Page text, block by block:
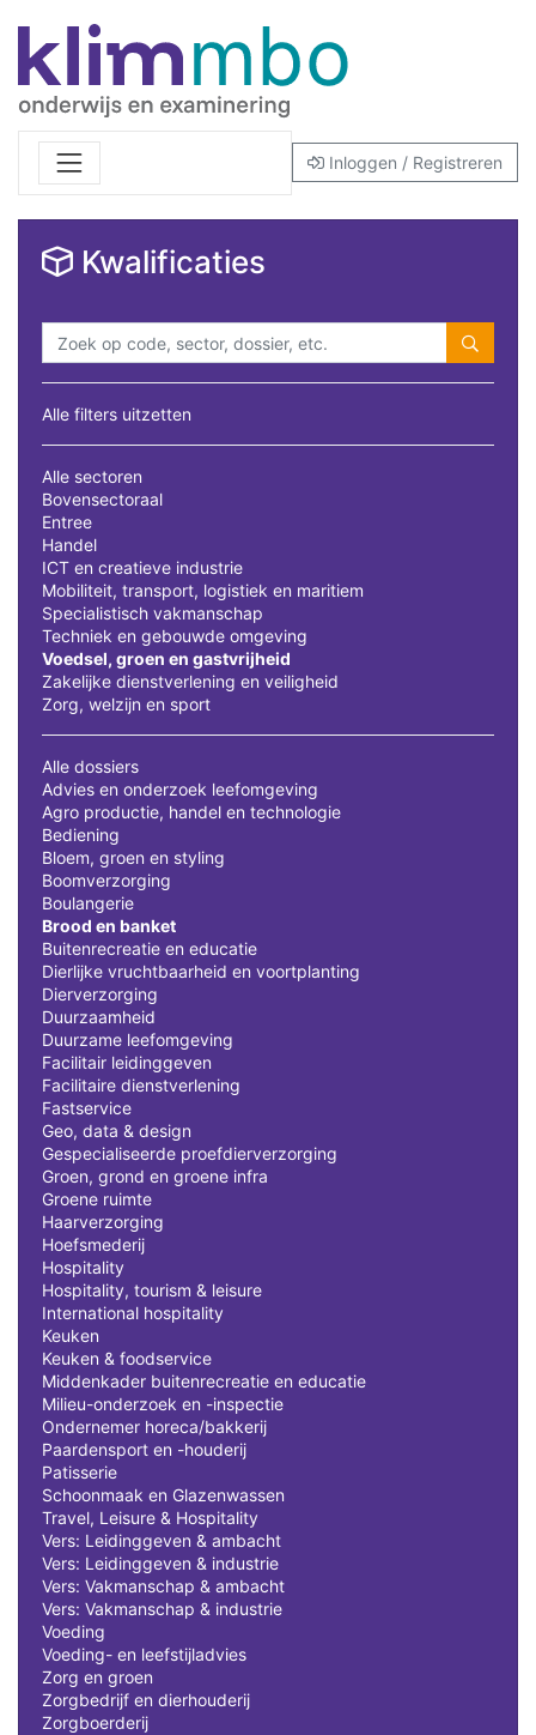
Inloggen / Registreren
Kwalificaties
Alle filters uitzetten
Alle sectoren
Bovensectoraal
Entree
Handel
ICT en creatieve industrie
Mobiliteit, transport, logistiek en maritiem
Specialistisch vakmanschap
Techniek en gebouwde omgeving
Voedsel, groen en gastvrijheid
Zakelijke dienstverlening en veiligheid
Zorg, welzijn en sport
Alle dossiers
Advies en onderzoek leefomgeving
Agro productie, handel en technologie
Bediening
Bloem, groen en styling
Boomverzorging
Boulangerie
Brood en banket
Buitenrecreatie en educatie
Dierlijke vruchtbaarheid en voortplanting
Dierverzorging
Duurzaamheid
Duurzame leefomgeving
Facilitair leidinggeven
Facilitaire dienstverlening
Fastservice
Geo, data & design
Gespecialiseerde proefdierverzorging
Groen, grond en groene infra
Groene ruimte
Haarverzorging
Hoefsmederij
Hospitality
Hospitality, tourism & leisure
International hospitality
Keuken
Keuken & foodservice
Middenkader buitenrecreatie en educatie
Milieu-onderzoek en -inspectie
Ondernemer horeca/bakkerij
Paardensport en -houderij
Patisserie
Schoonmaak en Glazenwassen
Travel, Leisure & Hospitality
Vers: Leidinggeven & ambacht
Vers: Leidinggeven & industrie
Vers: Vakmanschap & ambacht
Vers: Vakmanschap & industrie
Voeding
Voeding- en leefstijladvies
Zorg en groen
Zorgbedrijf en dierhouderij
Zorgboerderij